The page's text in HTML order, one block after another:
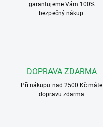
garantujeme Vám 100%
bezpečný nákup.
DOPRAVA ZDARMA
Při nákupu nad 2500 Kč máte
dopravu zdarma